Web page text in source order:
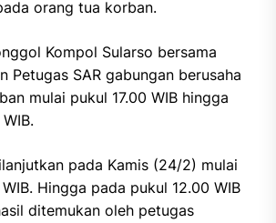
orang tua korban.
Kompol Sularso bersama
Petugas SAR gabungan berusaha
mulai pukul 17.00 WIB hingga
pada Kamis (24/2) mulai
Hingga pada pukul 12.00 WIB
ditemukan oleh petugas